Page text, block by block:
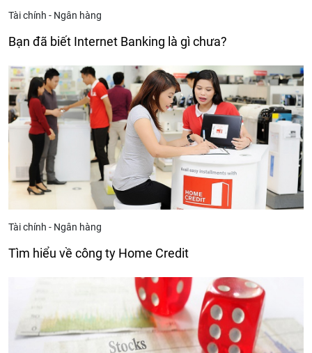
Tài chính - Ngân hàng
Bạn đã biết Internet Banking là gì chưa?
Tài chính - Ngân hàng
Tìm hiểu về công ty Home Credit